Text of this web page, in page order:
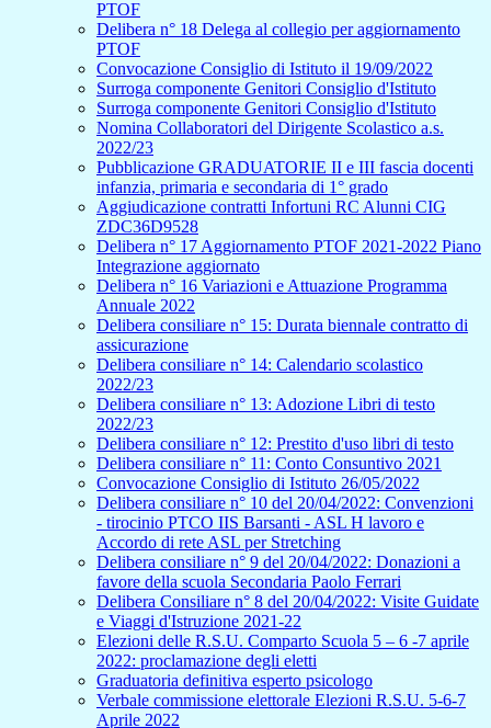
PTOF
Delibera n° 18 Delega al collegio per aggiornamento
PTOF
Convocazione Consiglio di Istituto il 19/09/2022
Surroga componente Genitori Consiglio d'Istituto
Surroga componente Genitori Consiglio d'Istituto
Nomina Collaboratori del Dirigente Scolastico a.s.
2022/23
Pubblicazione GRADUATORIE II e III fascia docenti
infanzia, primaria e secondaria di 1° grado
Aggiudicazione contratti Infortuni RC Alunni CIG
ZDC36D9528
Delibera n° 17 Aggiornamento PTOF 2021-2022 Piano
Integrazione aggiornato
Delibera n° 16 Variazioni e Attuazione Programma
Annuale 2022
Delibera consiliare n° 15: Durata biennale contratto di
assicurazione
Delibera consiliare n° 14: Calendario scolastico
2022/23
Delibera consiliare n° 13: Adozione Libri di testo
2022/23
Delibera consiliare n° 12: Prestito d'uso libri di testo
Delibera consiliare n° 11: Conto Consuntivo 2021
Convocazione Consiglio di Istituto 26/05/2022
Delibera consiliare n° 10 del 20/04/2022: Convenzioni
- tirocinio PTCO IIS Barsanti - ASL H lavoro e
Accordo di rete ASL per Stretching
Delibera consiliare n° 9 del 20/04/2022: Donazioni a
favore della scuola Secondaria Paolo Ferrari
Delibera Consiliare n° 8 del 20/04/2022: Visite Guidate
e Viaggi d'Istruzione 2021-22
Elezioni delle R.S.U. Comparto Scuola 5 – 6 -7 aprile
2022: proclamazione degli eletti
Graduatoria definitiva esperto psicologo
Verbale commissione elettorale Elezioni R.S.U. 5-6-7
Aprile 2022